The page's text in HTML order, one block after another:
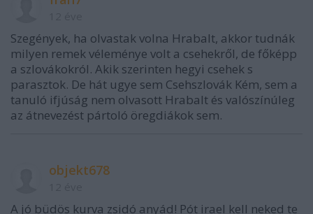
Szegények, ha olvastak volna Hrabalt, akkor tudnák
milyen remek véleménye volt a csehekről, de főképp
a szlovákokról. Akik szerinten hegyi csehek s
parasztok. De hát ugye sem Csehszlovák Kém, sem a
tanuló ifjúság nem olvasott Hrabalt és valószínúleg
az átnevezést pártoló öregdiákok sem.
objekt678
A jó büdös kurva zsidó anyád! Pót irael kell neked te